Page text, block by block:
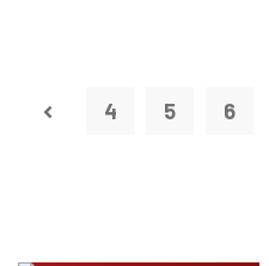
4 5 6